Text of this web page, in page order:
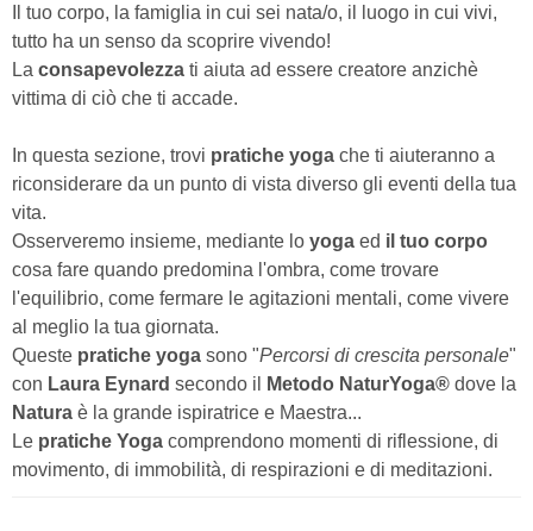
Il tuo corpo, la famiglia in cui sei nata/o, il luogo in cui vivi,
tutto ha un senso da scoprire vivendo!
La consapevolezza ti aiuta ad essere creatore anzichè
vittima di ciò che ti accade.
In questa sezione, trovi pratiche yoga che ti aiuteranno a
riconsiderare da un punto di vista diverso gli eventi della tua
vita.
Osserveremo insieme, mediante lo yoga ed il tuo corpo
cosa fare quando predomina l'ombra, come trovare
l'equilibrio, come fermare le agitazioni mentali, come vivere
al meglio la tua giornata.
Queste pratiche yoga sono "Percorsi di crescita personale"
con Laura Eynard secondo il Metodo NaturYoga® dove la
Natura è la grande ispiratrice e Maestra...
Le pratiche Yoga comprendono momenti di riflessione, di
movimento, di immobilità, di respirazioni e di meditazioni.